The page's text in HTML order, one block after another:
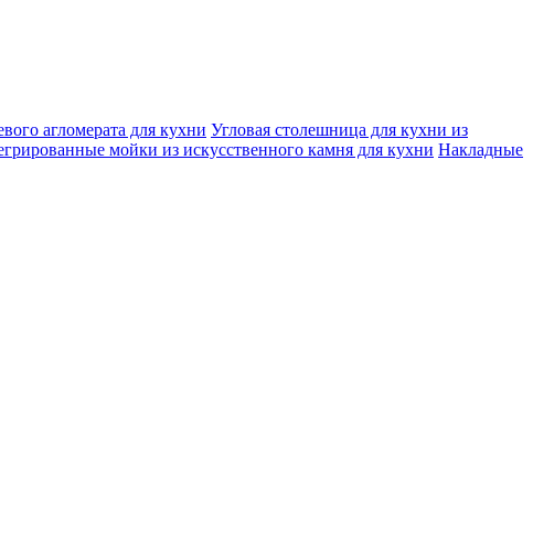
агломерата для кухни Угловая столешница для кухни из
мойки из искусственного камня для кухни Накладные